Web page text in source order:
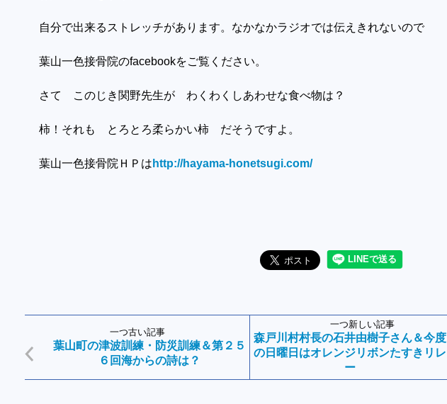
自分で出来るストレッチがあります。なかなかラジオでは伝えきれないので
葉山一色接骨院のfacebookをご覧ください。
さて このじき関野先生が わくわくしあわせな食べ物は？
柿！それも とろとろ柔らかい柿 だそうですよ。
葉山一色接骨院ＨＰは http://hayama-honetsugi.com/
一つ古い記事
葉山町の津波訓練・防災訓練＆第２５
６回海からの詩は？
一つ新しい記事
森戸川村村長の石井由樹子さん＆今度
の日曜日はオレンジリボンたすきリレ
ー